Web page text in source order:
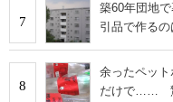
7
築60年団地
引品で作る
8
余ったペッ
だけで…… 驚